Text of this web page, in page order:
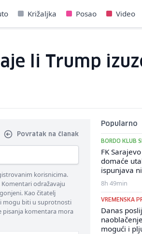
Križaljka Posao Video
li Trump
Povratak na članak
korisnicima.
odražavaju
Kao čitatelj
mogu biti u suprotnosti
pisanja komentara mora
Popularno
BORDO KLUB
FK
domaće
ispunjava
8h 49min
VREMENSKA
Danas
mogući i